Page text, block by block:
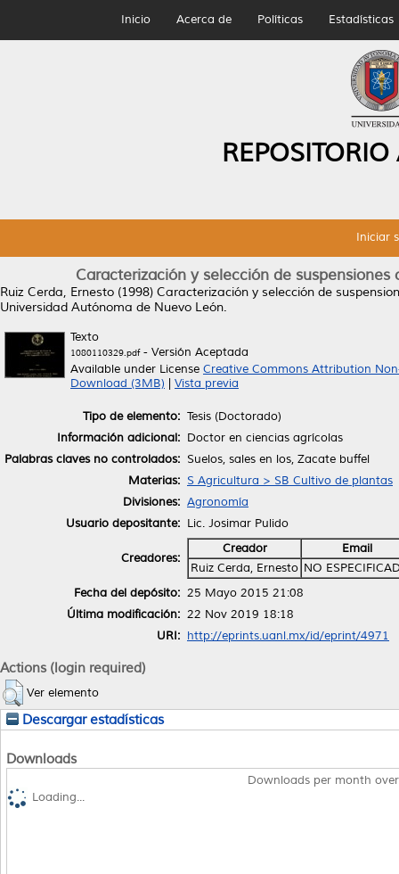
Inicio Acerca de Políticas Estadísticas
Iniciar
Caracterización y selección de
Ruiz Cerda, Ernesto (1998) Caracterización y selección de
Universidad Autónoma de Nuevo León.
Texto
1080110329.pdf- Versión Aceptada
Available under License Creative Commons Attribution
Download (3MB)
Vista previa
Tipo de elemento: Tesis (Doctorado)
Información adicional: Doctor en ciencias agrícolas
Palabras claves no controlados: Suelos, sales en los, Zacate buffel
Materias: S Agricultura > SB Cultivo de plantas
Divisiones: Agronomía
Usuario depositante: Lic. Josimar Pulido
Creadores:
Creador
Email
Ruiz Cerda, Ernesto NO
Fecha del depósito: 25 Mayo 2015 21:08
Última modificación: 22 Nov 2019 18:18
URI: http://eprints.uanl.mx/id/eprint/4971
Actions (login required)
Ver elemento
Descargar estadísticas
Downloads
Downloads per month
Loading...